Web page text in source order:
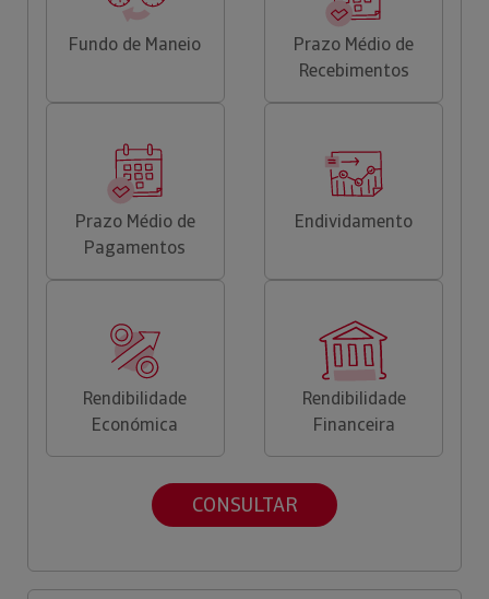
Fundo de Maneio
Prazo Médio de
Recebimentos
Prazo Médio de
Pagamentos
Endividamento
Rendibilidade
Económica
Rendibilidade
Financeira
CONSULTAR